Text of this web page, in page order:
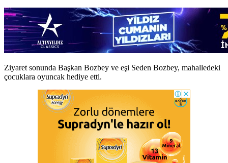
Ziyaret sonunda Başkan Bozbey ve eşi Seden Bozbey, mahalledeki
çocuklara oyuncak hediye etti.